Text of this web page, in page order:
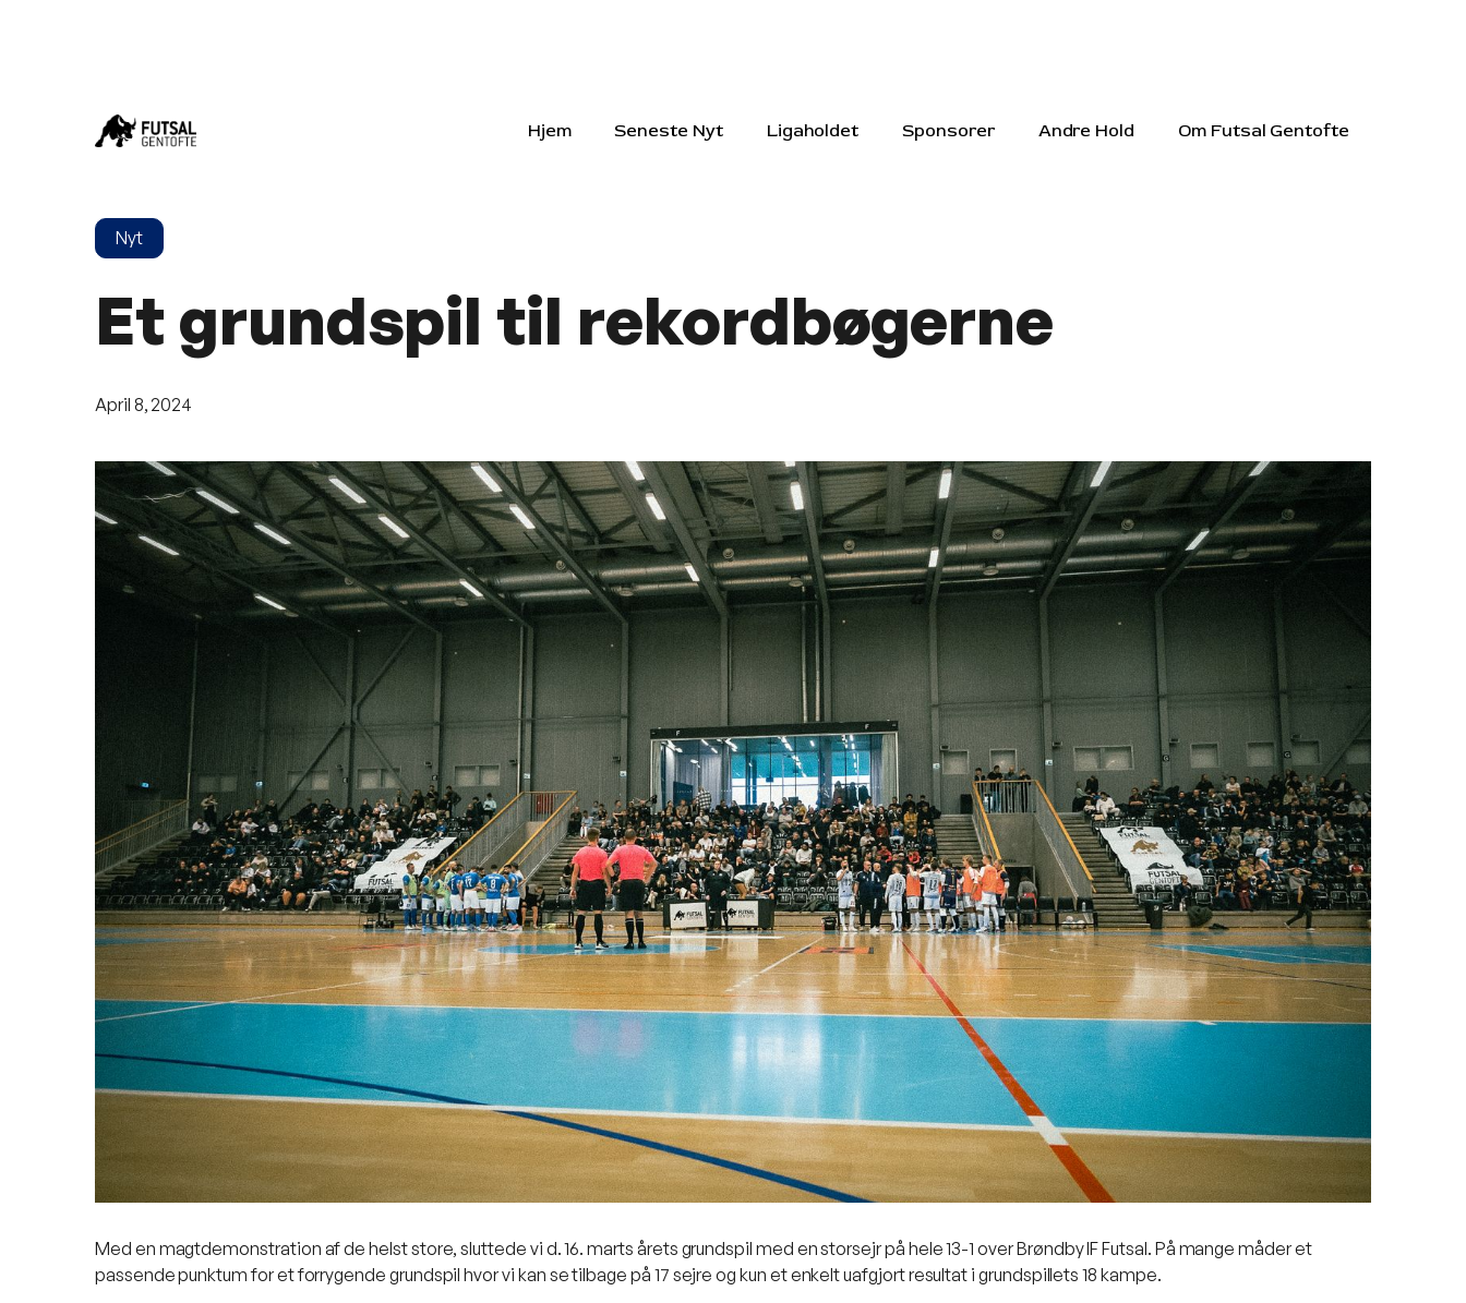
Hjem Seneste Nyt Ligaholdet Sponsorer Andre Hold Om Futsal Gentofte
Nyt
Et grundspil til rekordbøgerne
April 8, 2024
Med en magtdemonstration af de helst store, sluttede vi d. 16. marts årets grundspil med en storsejr på hele 13-1 over Brøndby IF Futsal. På mange måder et
passende punktum for et forrygende grundspil hvor vi kan se tilbage på 17 sejre og kun et enkelt uafgjort resultat i grundspillets 18 kampe.